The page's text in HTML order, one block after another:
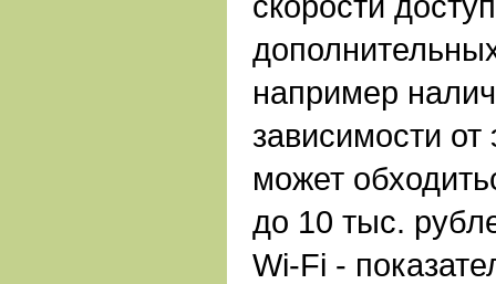
например
зависимости
может
до 10 тыс.
Wi-Fi -